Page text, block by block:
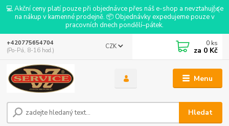
💻 Akční ceny platí pouze při objednávce přes náš e-shop a nevztahují se
na nákup v kamenné prodejně. 📦 Objednávky expedujeme pouze v
pracovních dnech pondělí–pátek.
Menu
CZK
Hledat
+420775654704
(Po-Pá, 8-16 hod.)
0 ks
za 0 Kč